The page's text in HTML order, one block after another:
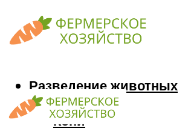
Разведение животных
Козы
Кони